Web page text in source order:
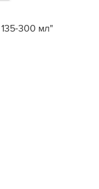
300 мл"